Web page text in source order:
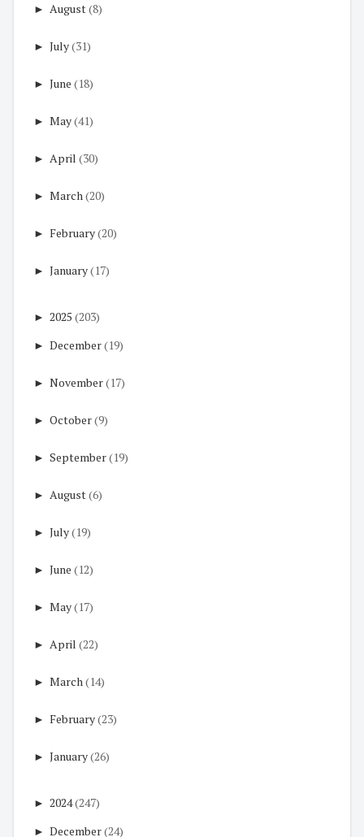
► August(8)
► July(31)
► June (18)
► May(41)
► April (30)
► March(20)
► February(20)
► January(17)
► 2025 (203)
► December(19)
► November(17)
► October(9)
► September(19)
► August(6)
► July(19)
► June (12)
► May(17)
► April (22)
► March(14)
► February(23)
► January(26)
► 2024(247)
► December(24)